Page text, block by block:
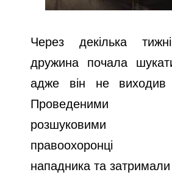
Через декілька
дружина почала
адже він не виходив
Проведеними
розшуковими
правоохоронці
нападника та затримали